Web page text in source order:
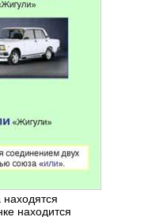
находится